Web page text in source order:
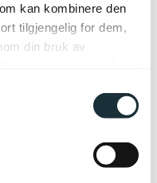
kan kombinere den
tilgjengelig for dem,
din bruk av